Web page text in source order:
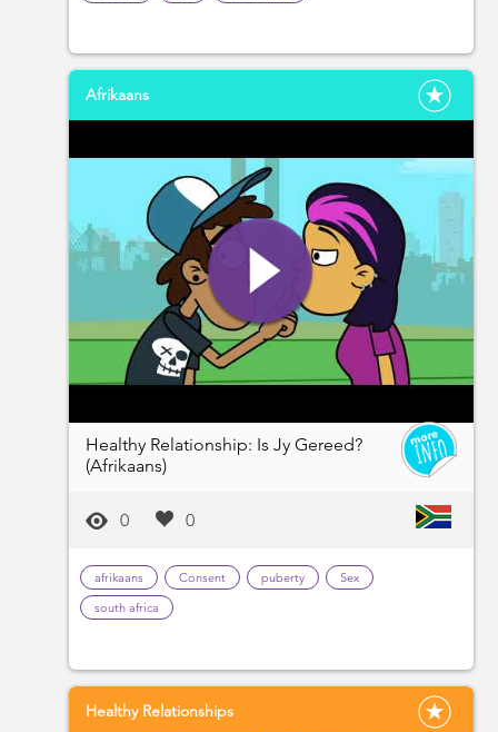
Afrikaans
Healthy Relationship: Is Jy Gereed?
(Afrikaans)
0 0
afrikaans Consent puberty
Sex
south africa
Healthy Relationships